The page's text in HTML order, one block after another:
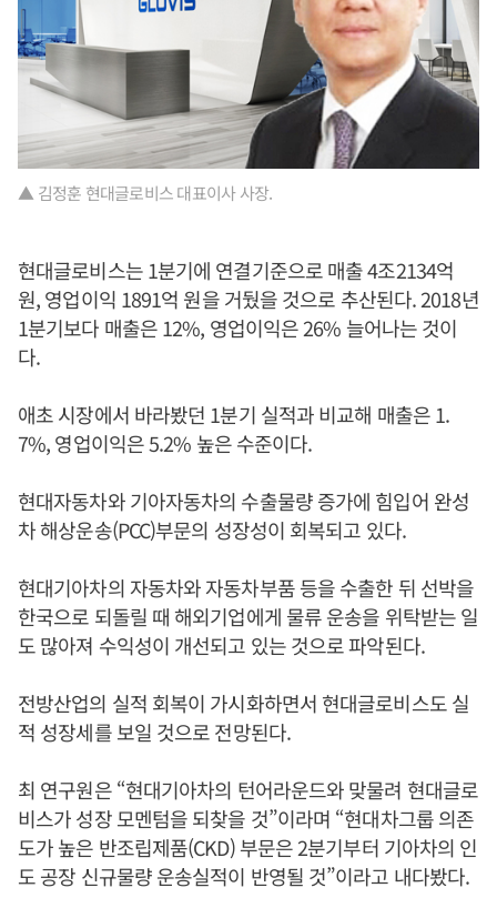
▲ 김정훈 현대글로비스 대표이사 사장.
현대글로비스는 1분기에 연결기준으로 매출 4조2134억
원, 영업이익 1891억 원을 거뒀을 것으로 추산된다. 2018년
1분기보다 매출은 12%, 영업이익은 26% 늘어나는 것이
다.
애초 시장에서 바라봤던 1분기 실적과 비교해 매출은 1.
7%, 영업이익은 5.2% 높은 수준이다.
현대자동차와 기아자동차의 수출물량 증가에 힘입어 완성
차 해상운송(PCC)부문의 성장성이 회복되고 있다.
현대기아차의 자동차와 자동차부품 등을 수출한 뒤 선박을
한국으로 되돌릴 때 해외기업에게 물류 운송을 위탁받는 일
도 많아져 수익성이 개선되고 있는 것으로 파악된다.
전방산업의 실적 회복이 가시화하면서 현대글로비스도 실
적 성장세를 보일 것으로 전망된다.
최 연구원은 “현대기아차의 턴어라운드와 맞물려 현대글로
비스가 성장 모멘텀을 되찾을 것”이라며 “현대차그룹 의존
도가 높은 반조립제품(CKD) 부문은 2분기부터 기아차의 인
도 공장 신규물량 운송실적이 반영될 것”이라고 내다봤다.